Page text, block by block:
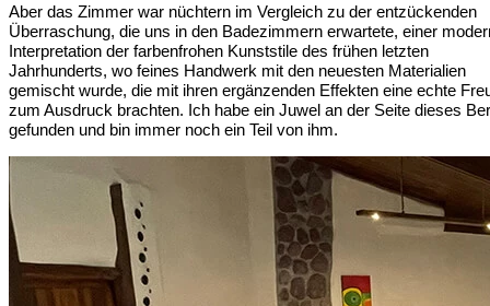
Aber das Zimmer war nüchtern im Vergleich zu der entzückenden
Überraschung, die uns in den Badezimmern erwartete, einer
Interpretation der farbenfrohen Kunststile des frühen letzten
Jahrhunderts, wo feines Handwerk mit den neuesten Materialien
gemischt wurde, die mit ihren ergänzenden Effekten eine echte
zum Ausdruck brachten. Ich habe ein Juwel an der Seite dieses
gefunden und bin immer noch ein Teil von ihm.